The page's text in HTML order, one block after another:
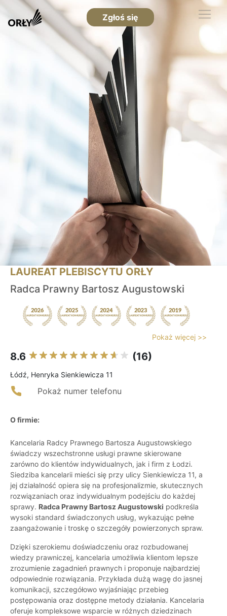
Zgłoś się
LAUREAT PLEBISCYTU ORŁY
Radca Prawny Bartosz Augustowski
Pokaż więcej >>
8.6 (16)
Łódź, Henryka Sienkiewicza 11
Pokaż numer telefonu
O firmie:
Kancelaria Radcy Prawnego Bartosza Augustowskiego
świadczy wszechstronne usługi prawne skierowane
zarówno do klientów indywidualnych, jak i firm z Łodzi.
Siedziba kancelarii mieści się przy ulicy Sienkiewicza 11, a
jej działalność opiera się na profesjonalizmie, skutecznych
rozwiązaniach oraz indywidualnym podejściu do każdej
sprawy. Radca Prawny Bartosz Augustowski podkreśla
wysoki standard świadczonych usług, wykazując pełne
zaangażowanie i troskę o szczegóły powierzonych spraw.
Dzięki szerokiemu doświadczeniu oraz rozbudowanej
wiedzy prawniczej, kancelaria umożliwia klientom lepsze
zrozumienie zagadnień prawnych i proponuje najbardziej
odpowiednie rozwiązania. Przykłada dużą wagę do jasnej
komunikacji, szczegółowo wyjaśniając przebieg
postępowania oraz dostępne metody działania. Kancelaria
oferuje kompleksowe wsparcie w różnych dziedzinach